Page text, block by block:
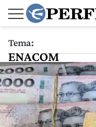
Tema:
ENACOM